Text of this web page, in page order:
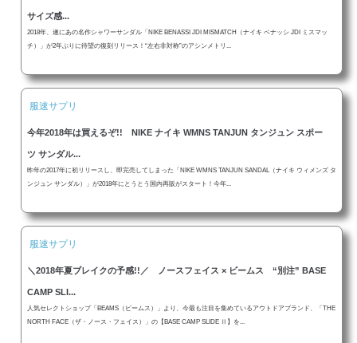
サイズ感...
2018年、遂にあの名作シャワーサンダル「NIKE BENASSI JDI MISMATCH（ナイキ ベナッシ JDI ミスマッ
チ）」が2年ぶりに待望の復刻リリース！“左右非対称”のアシンメトリ...
服速サプリ
今年2018年は買えるぞ!! NIKE ナイキ WMNS TANJUN タンジュン スポー
ツ サンダル...
昨年の2017年に初リリースし、即完売してしまった「NIKE WMNS TANJUN SANDAL（ナイキ ウィメンズ タ
ンジュン サンダル）」が2018年にとうとう国内再販がスタート！今年...
服速サプリ
＼2018年夏ブレイクの予感!!／ ノースフェイス × ビームス “別注” BASE
CAMP SLI...
人気セレクトショップ「BEAMS（ビームス）」より、今最も注目を集めているアウトドアブランド、「THE
NORTH FACE（ザ・ノース・フェイス）」の【BASE CAMP SLIDE Ⅱ】を...